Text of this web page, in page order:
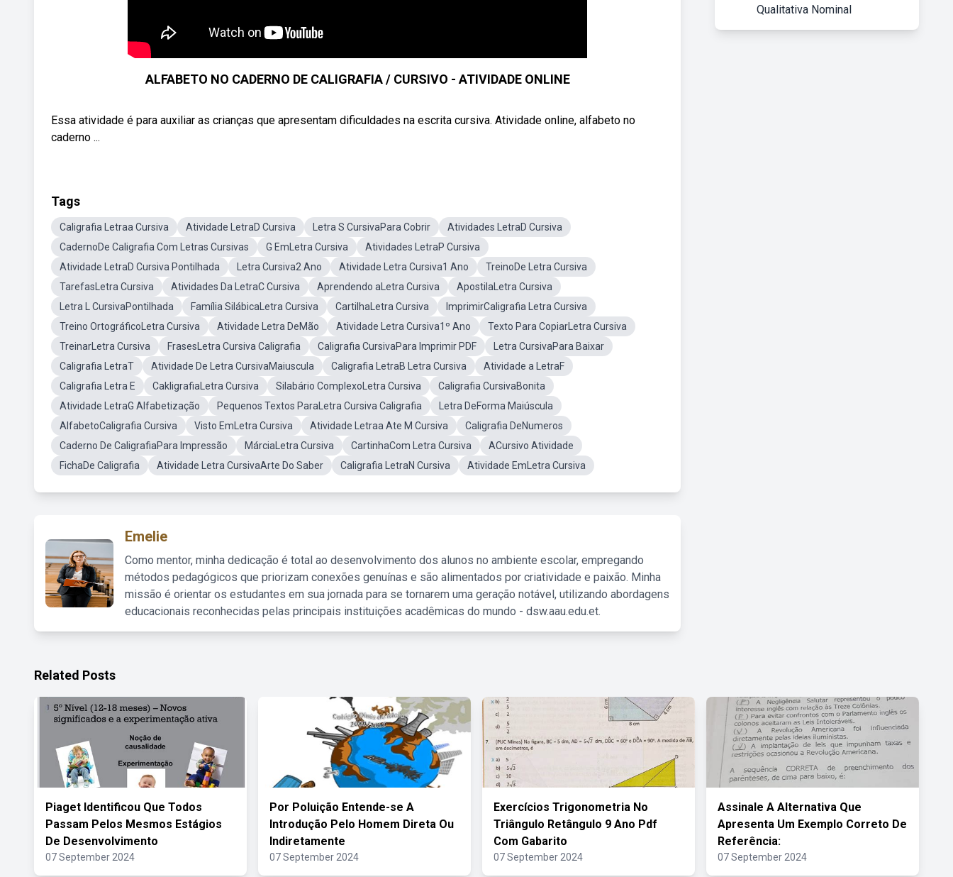
ALFABETO NO CADERNO DE CALIGRAFIA / CURSIVO - ATIVIDADE ONLINE
Essa atividade é para auxiliar as crianças que apresentam dificuldades na escrita cursiva. Atividade online, alfabeto no
caderno ...
Tags
Caligrafia Letraa Cursiva Atividade LetraD Cursiva Letra S CursivaPara Cobrir
Atividades LetraD Cursiva
CadernoDe Caligrafia Com Letras Cursivas
G EmLetra Cursiva
Atividades LetraP Cursiva
Atividade LetraD Cursiva Pontilhada
Letra Cursiva2 Ano Atividade Letra Cursiva1 Ano
TreinoDe Letra Cursiva
TarefasLetra Cursiva
Atividades Da LetraC Cursiva Aprendendo aLetra Cursiva
ApostilaLetra Cursiva
Letra L CursivaPontilhada
Família SilábicaLetra Cursiva CartilhaLetra Cursiva
ImprimirCaligrafia Letra Cursiva
Treino OrtográficoLetra Cursiva
Atividade Letra DeMão Atividade Letra Cursiva1º Ano
Texto Para CopiarLetra Cursiva
TreinarLetra Cursiva
FrasesLetra Cursiva Caligrafia Caligrafia CursivaPara Imprimir PDF
Letra CursivaPara Baixar
Caligrafia LetraT
Atividade De Letra CursivaMaiuscula Caligrafia LetraB Letra Cursiva
Atividade a LetraF
Caligrafia Letra E
CakligrafiaLetra Cursiva Silabário ComplexoLetra Cursiva
Caligrafia CursivaBonita
Atividade LetraG Alfabetização
Pequenos Textos ParaLetra Cursiva Caligrafia
Letra DeForma Maiúscula
AlfabetoCaligrafia Cursiva
Visto EmLetra Cursiva Atividade Letraa Ate M Cursiva
Caligrafia DeNumeros
Caderno De CaligrafiaPara Impressão
MárciaLetra Cursiva CartinhaCom Letra Cursiva
ACursivo Atividade
FichaDe Caligrafia
Atividade Letra CursivaArte Do Saber Caligrafia LetraN Cursiva Atividade EmLetra Cursiva
Emelie
Como mentor, minha dedicação é total ao desenvolvimento dos alunos no ambiente escolar, empregando
métodos pedagógicos que priorizam conexões genuínas e são alimentados por criatividade e paixão. Minha
missão é orientar os estudantes em sua jornada para se tornarem uma geração notável, utilizando abordagens
educacionais reconhecidas pelas principais instituições acadêmicas do mundo - dsw.aau.edu.et.
Qualitativa Nominal
Related Posts
Piaget Identificou Que Todos
Passam Pelos Mesmos Estágios
De Desenvolvimento
07 September 2024
Por Poluição Entende-se A
Introdução Pelo Homem Direta Ou
Indiretamente
07 September 2024
Exercícios Trigonometria No
Triângulo Retângulo 9 Ano Pdf
Com Gabarito
07 September 2024
Assinale A Alternativa Que
Apresenta Um Exemplo Correto De
Referência:
07 September 2024